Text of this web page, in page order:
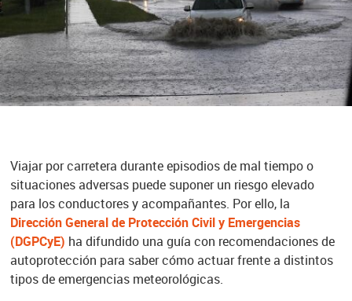
Viajar por carretera durante episodios de mal tiempo o
situaciones adversas puede suponer un riesgo elevado
para los conductores y acompañantes. Por ello, la
Dirección General de Protección Civil y Emergencias
(DGPCyE) ha difundido una guía con recomendaciones de
autoprotección para saber cómo actuar frente a distintos
tipos de emergencias meteorológicas.